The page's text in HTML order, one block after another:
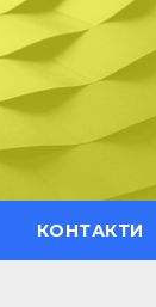
КОНТАКТИ